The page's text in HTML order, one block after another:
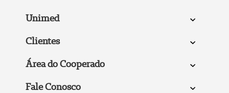
Unimed
Clientes
Área do Cooperado
Fale Conosco